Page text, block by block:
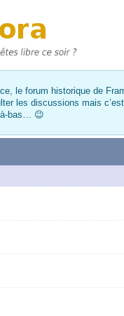
le forum historique de
les discussions mais
bas… 😉